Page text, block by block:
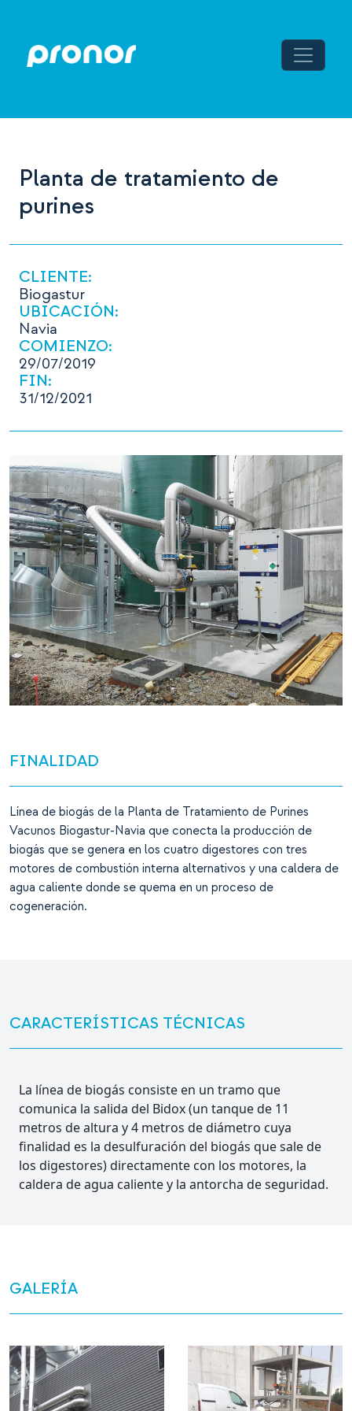
Saltar al contenido
Navegación principal
Planta de tratamiento de
purines
CLIENTE:
Biogastur
UBICACIÓN:
Navia
COMIENZO:
29/07/2019
FIN:
31/12/2021
FINALIDAD
Línea de biogás de la Planta de Tratamiento de Purines
Vacunos Biogastur-Navia que conecta la producción de
biogás que se genera en los cuatro digestores con tres
motores de combustión interna alternativos y una caldera de
agua caliente donde se quema en un proceso de
cogeneración.
CARACTERÍSTICAS TÉCNICAS
La línea de biogás consiste en un tramo que
comunica la salida del Bidox (un tanque de 11
metros de altura y 4 metros de diámetro cuya
finalidad es la desulfuración del biogás que sale de
los digestores) directamente con los motores, la
caldera de agua caliente y la antorcha de seguridad.
GALERÍA